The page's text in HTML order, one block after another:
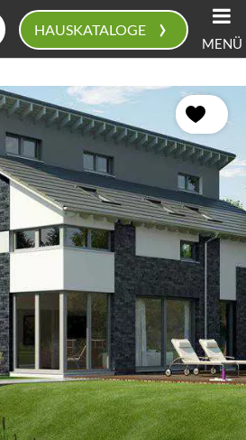
HAUSKATALOGE › MENÜ